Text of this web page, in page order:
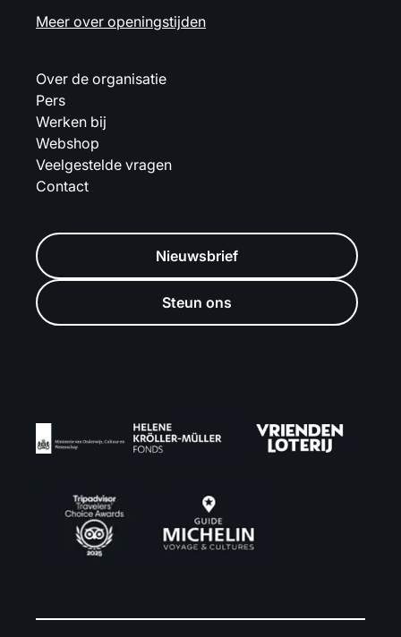
Meer over openingstijden
Over de organisatie
Pers
Werken bij
Webshop
Veelgestelde vragen
Contact
Nieuwsbrief
Steun ons